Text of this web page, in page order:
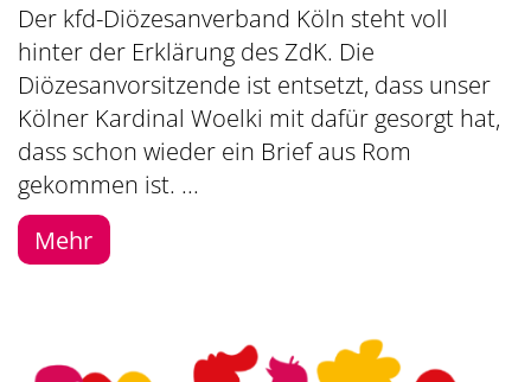
Der kfd-Diözesanverband Köln steht voll
hinter der Erklärung des ZdK. Die
Diözesanvorsitzende ist entsetzt, dass unser
Kölner Kardinal Woelki mit dafür gesorgt hat,
dass schon wieder ein Brief aus Rom
gekommen ist. ...
Mehr